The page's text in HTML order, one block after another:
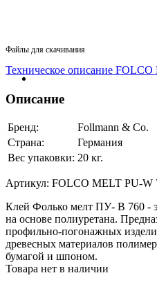
Файлы для скачивания
Техническое описание
Описание
Бренд:
Follmann & Co.
Страна:
Германия
Вес упаковки: 20 кг.
Артикул: FOLCO MELT PU-W
Клей Фолько мелт ПУ- В 760 -
на основе полиуретана.
профильно-погонажных
древесных материалов
бумагой и шпоном.
Товара нет в наличии